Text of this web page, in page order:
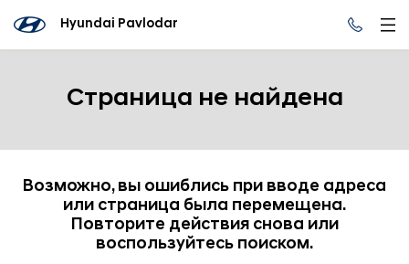
Hyundai Pavlodar
Страница не найдена
Возможно, вы ошиблись при вводе адреса
или страница была перемещена.
Повторите действия снова или
воспользуйтесь поиском.